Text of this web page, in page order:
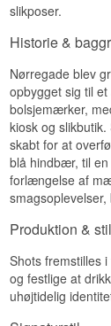
slikposer.
Historie &
Nørregade blev
opbygget sig til
bolsjemærker,
kiosk og
skabt for at
blå hindbær, til
forlængelse af
Produktion & stil
Shots fremstilles
og festlige at
uhøjtidelig